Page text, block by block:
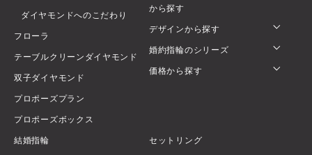
ダイヤモンドへのこだわり
フローラ
テーブルクリーンダイヤモンド
双子ダイヤモンド
プロポーズプラン
プロポーズボックス
から探す
デザインから探す
婚約指輪のシリーズ
価格から探す
結婚指輪 セットリング